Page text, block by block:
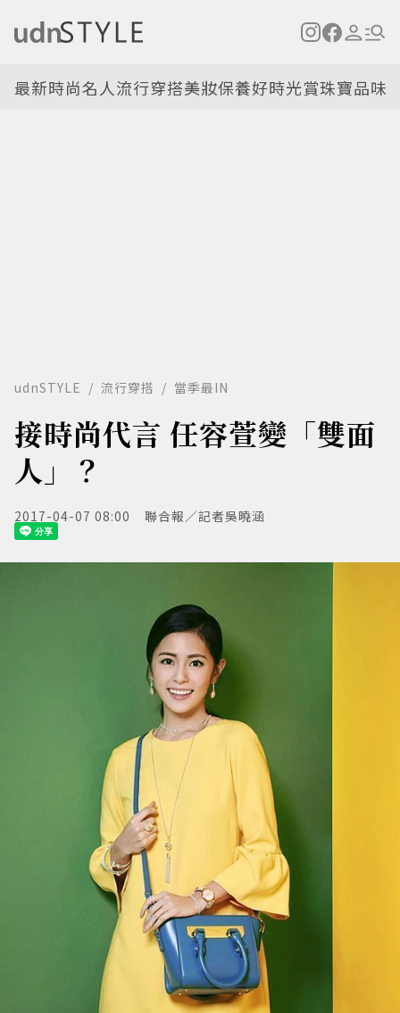
最新時尚名人流行穿搭美妝保養好時光賞珠寶品味
udnSTYLE 流行穿搭 當季最IN
接時尚代言 任容萱變「雙面
人」？
2017-04-07 08:00 聯合報／記者吳曉涵